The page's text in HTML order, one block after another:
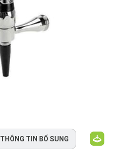
THÔNG TIN BỔ SUNG